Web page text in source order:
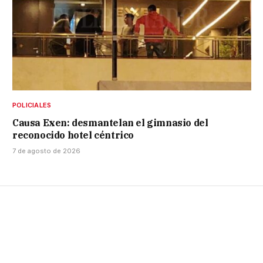
POLICIALES
Causa Exen: desmantelan el gimnasio del
reconocido hotel céntrico
7 de agosto de 2026